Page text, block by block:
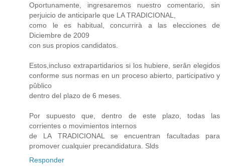
Oportunamente, ingresaremos nuestro comentario, sin
perjuicio de anticiparle que LA TRADICIONAL,
como le es habitual, concurrirà a las elecciones de
Diciembre de 2009
con sus propios candidatos.
Estos,incluso extrapartidarios si los hubiere, serân elegidos
conforme sus normas en un proceso abierto, participativo y
pûblico
dentro del plazo de 6 meses.
Por supuesto que, dentro de este plazo, todas las
corrientes o movimientos internos
de LA TRADICIONAL se encuentran facultadas para
promover cualquier precandidatura. Slds
Responder